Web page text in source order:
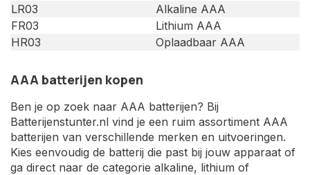
LR03
Alkaline AAA
FR03
Lithium AAA
HR03
Oplaadbaar AAA
AAA batterijen kopen
Ben je op zoek naar AAA batterijen? Bij
Batterijenstunter.nl vind je een ruim assortiment AAA
batterijen van verschillende merken en uitvoeringen.
Kies eenvoudig de batterij die past bij jouw apparaat of
ga direct naar de categorie alkaline, lithium of